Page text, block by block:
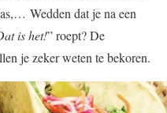
Wedden dat je na een
is het!” roept? De
je zeker weten te bekoren.